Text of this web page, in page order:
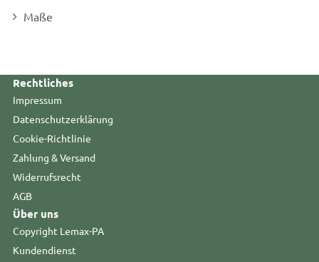
Maße
Rechtliches
Impressum
Datenschutzerklärung
Cookie-Richtlinie
Zahlung & Versand
Widerrufsrecht
AGB
Über uns
Copyright Lemax-PA
Kundendienst